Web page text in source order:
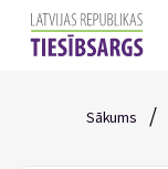
Sākums /